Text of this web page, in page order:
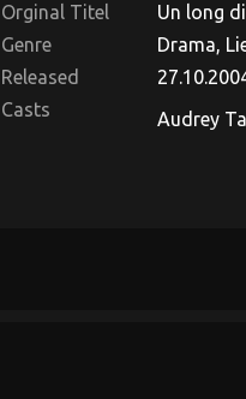
Orginal Titel
Un long
Genre
Drama,
Released
Casts
Audrey